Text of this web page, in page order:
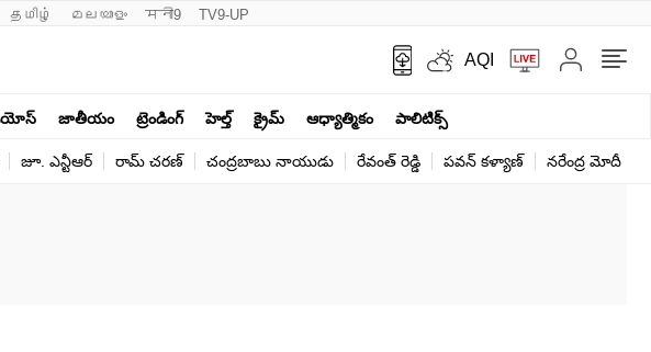
தமிழ் മലയാളം मनी9 TV9-UP
AQI
జాతీయం ట్రెండింగ్ హెల్త్‌ క్రైమ్ ఆధ్యాత్మికం పాలిటిక్స్‌
జూ. ఎన్టీఆర్ రామ్ చ‌ర‌ణ్‌ చంద్రబాబు నాయుడు రేవంత్ రెడ్డి పవన్ కళ్యాణ్ నరేంద్ర మోదీ